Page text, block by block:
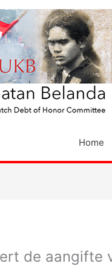
Home
de aangifte